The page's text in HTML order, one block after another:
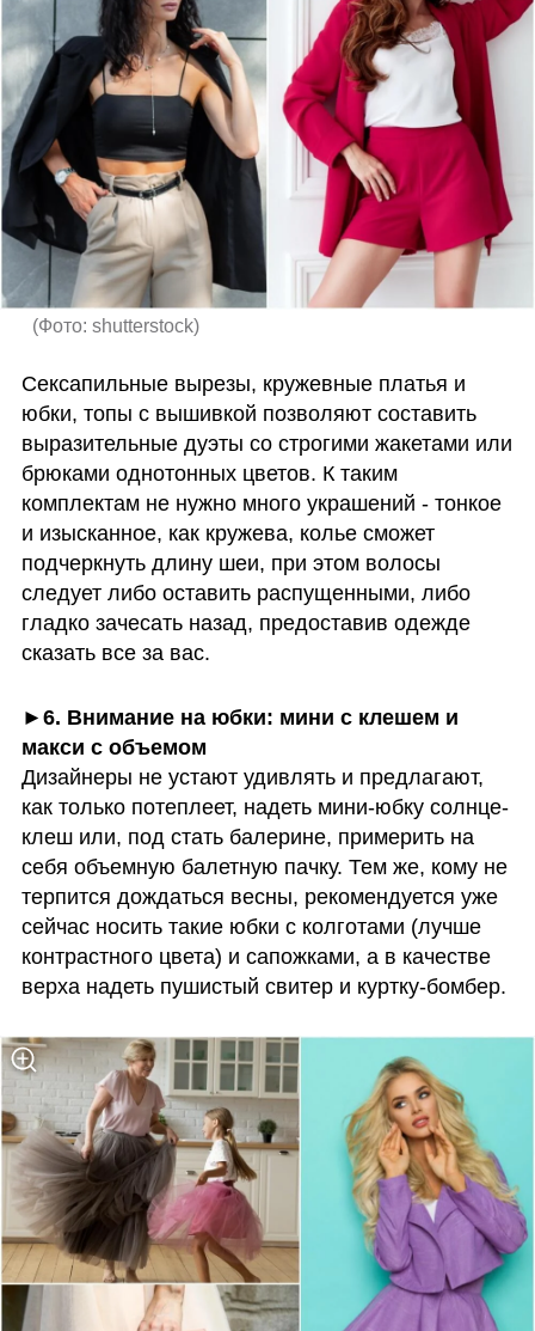
(Фото: shutterstock)
Сексапильные вырезы, кружевные платья и
юбки, топы с вышивкой позволяют составить
выразительные дуэты со строгими жакетами или
брюками однотонных цветов. К таким
комплектам не нужно много украшений - тонкое
и изысканное, как кружева, колье сможет
подчеркнуть длину шеи, при этом волосы
следует либо оставить распущенными, либо
гладко зачесать назад, предоставив одежде
сказать все за вас.
►6. Внимание на юбки: мини с клешем и
Дизайнеры не устают удивлять и предлагают,
как только потеплеет, надеть мини-юбку солнце-
клеш или, под стать балерине, примерить на
себя объемную балетную пачку. Тем же, кому не
терпится дождаться весны, рекомендуется уже
сейчас носить такие юбки с колготами (лучше
контрастного цвета) и сапожками, а в качестве
верха надеть пушистый свитер и куртку-бомбер.